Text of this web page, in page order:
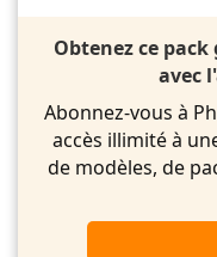
Obtenez ce
avec
Abonnez-vous à
accès illimité à
de modèles, de